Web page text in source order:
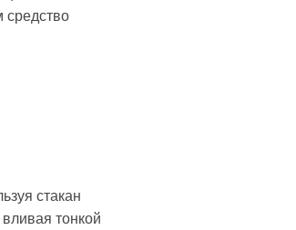
средство
стакан
тонкой